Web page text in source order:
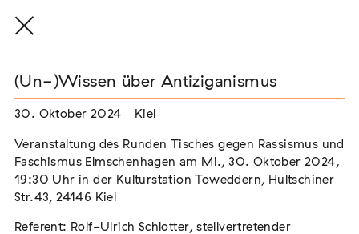
THE THREAD THAT HOLDS / DER FADEN,
DER HÄLT
Extern
22. Juli 2026 - 04. Oktober 2026
(Un-)Wissen über Antiziganismus
30. Oktober 2024 Kiel
Veranstaltung des Runden Tisches gegen Rassismus und
Faschismus Elmschenhagen am Mi., 30. Oktober 2024,
19:30 Uhr in der Kulturstation Toweddern, Hultschiner
Str.43, 24146 Kiel
Referent: Rolf-Ulrich Schlotter, stellvertretender